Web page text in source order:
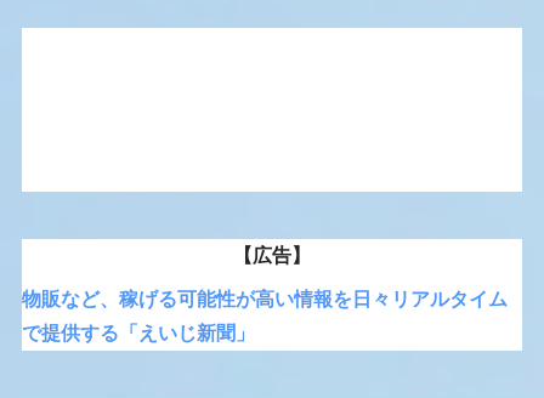
【広告】
物販など、稼げる可能性が高い情報を日々リアルタイム
で提供する「えいじ新聞」